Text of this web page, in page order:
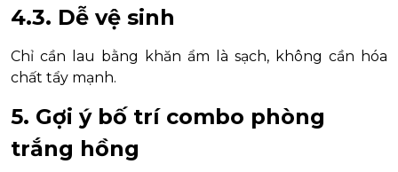
4.3. Dễ vệ sinh
Chỉ cần lau bằng khăn ẩm là sạch, không cần hóa
chất tẩy mạnh.
5. Gợi ý bố trí combo phòng
trắng hồng